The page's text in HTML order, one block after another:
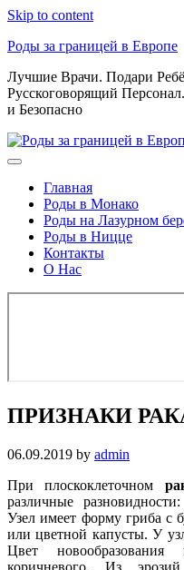
Skip to content
Роды за границей в Европе
Лучшие Врачи. Подари
Русскоговорящий
и Безопасно
Главная
Роды в Монако
Роды на Лазурном
Роды в Ницце
Контакты
О Нас
ПРИЗНАКИ
06.09.2019 by admin
При плоскоклеточном
различные
Узел имеет форму гриба с
или цветной капусты. У
Цвет
коричневого. Из